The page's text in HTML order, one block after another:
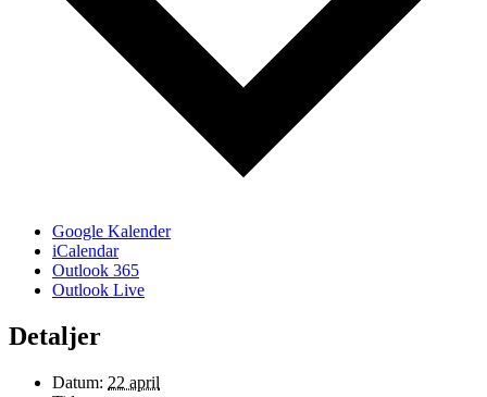
Google Kalender
iCalendar
Outlook 365
Outlook Live
Detaljer
Datum: 22 april